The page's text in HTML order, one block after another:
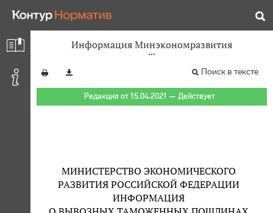
Информация Минэкономразвития
Поиск в тексте
Редакция от 15.04.2021 — Действует
МИНИСТЕРСТВО ЭКОНОМИЧЕСКОГО
РАЗВИТИЯ РОССИЙСКОЙ ФЕДЕРАЦИИ
ИНФОРМАЦИЯ